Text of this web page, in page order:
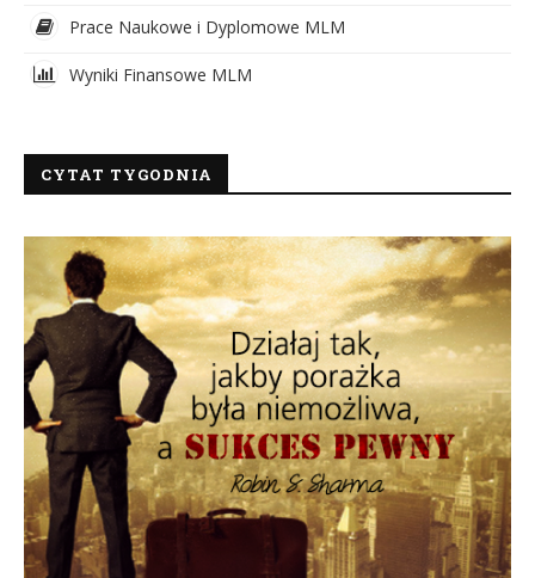
Prace Naukowe i Dyplomowe MLM
Wyniki Finansowe MLM
CYTAT TYGODNIA